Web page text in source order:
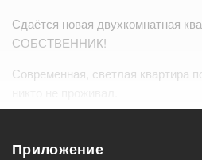
Сдаётся новая двухкомнатная
СОБСТВЕННИК!
Современная, светлая квартира
Приложение